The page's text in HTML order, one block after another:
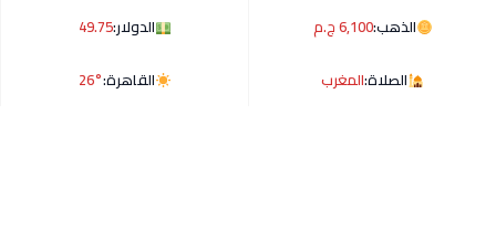
الذهب:6,100 ج.م الدولار:49.75
الصلاة:المغرب القاهرة:26°